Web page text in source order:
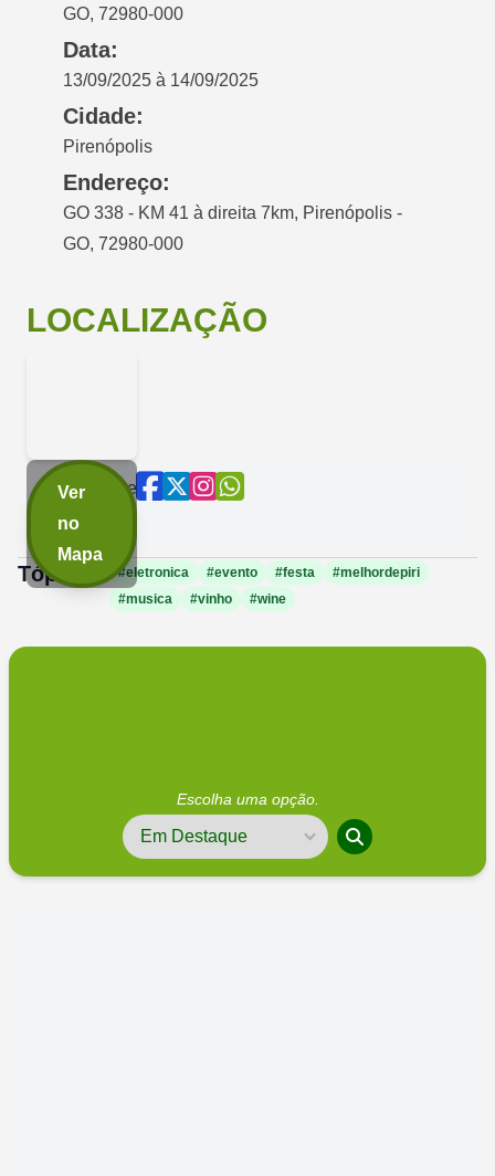
GO, 72980-000
Data:
13/09/2025 à 14/09/2025
Cidade:
Pirenópolis
Endereço:
GO 338 - KM 41 à direita 7km, Pirenópolis -
GO, 72980-000
LOCALIZAÇÃO
Ver
no
Mapa
Compartilhe
Tópicos: #eletronica #evento #festa
#melhordepiri
#musica
#vinho #wine
Escolha uma opção.